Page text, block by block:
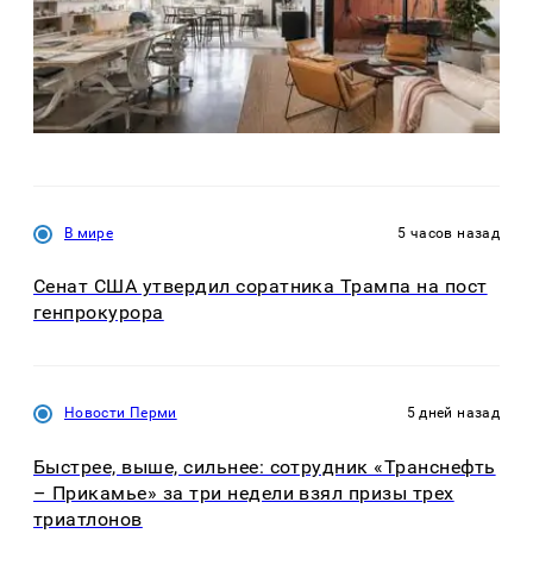
В мире 5 часов назад
Сенат США утвердил соратника Трампа на пост
генпрокурора
Новости Перми 5 дней назад
Быстрее, выше, сильнее: сотрудник «Транснефть
– Прикамье» за три недели взял призы трех
триатлонов